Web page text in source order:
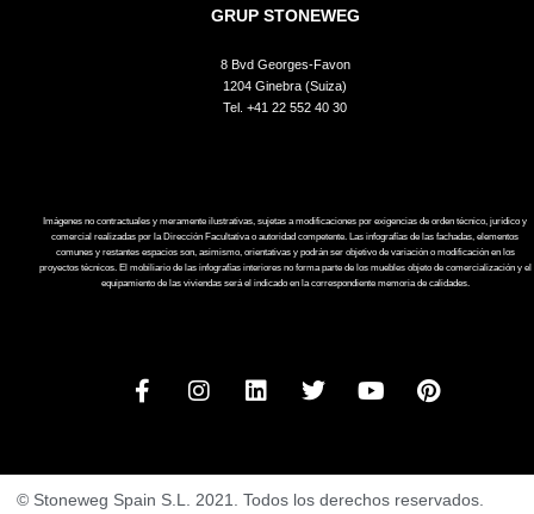
GRUP STONEWEG
8 Bvd Georges-Favon
1204 Ginebra (Suiza)
Tel. +41 22 552 40 30
Imágenes no contractuales y meramente ilustrativas, sujetas a modificaciones por exigencias de orden técnico, jurídico y
comercial realizadas por la Dirección Facultativa o autoridad competente. Las infografías de las fachadas, elementos
comunes y restantes espacios son, asimismo, orientativas y podrán ser objetivo de variación o modificación en los
proyectos técnicos. El mobiliario de las infografías interiores no forma parte de los muebles objeto de comercialización y el
equipamiento de las viviendas será el indicado en la correspondiente memoria de calidades.
© Stoneweg Spain S.L. 2021. Todos los derechos reservados.